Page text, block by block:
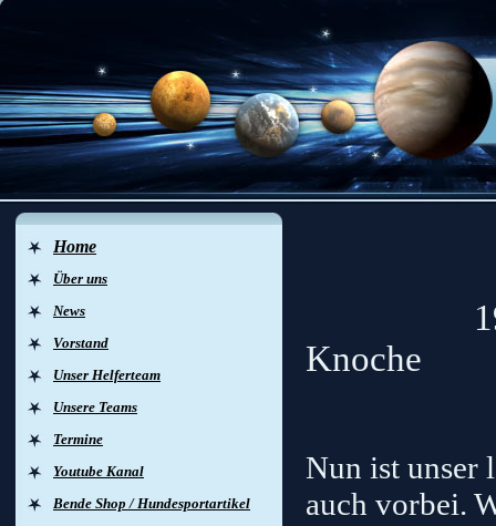
Home
Über uns
News
Vorstand
Unser Helferteam
Unsere Teams
Termine
Youtube Kanal
Bende Shop / Hundesportartikel
Knoche
Nun ist unser
auch vorbei.